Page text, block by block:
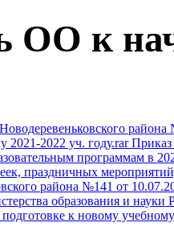
ОО к
2021-2022 уч. году.rar Приказ
программам в
праздничных
района №141 от
образования и науки
к новому